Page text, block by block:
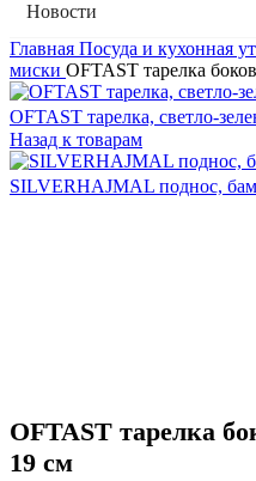
Новости
Главная Посуда и кухонная
миски OFTAST тарелка
OFTAST тарелка, светло-
Назад к товарам
SILVERHAJMAL поднос,
OFTAST тарелка
19 см